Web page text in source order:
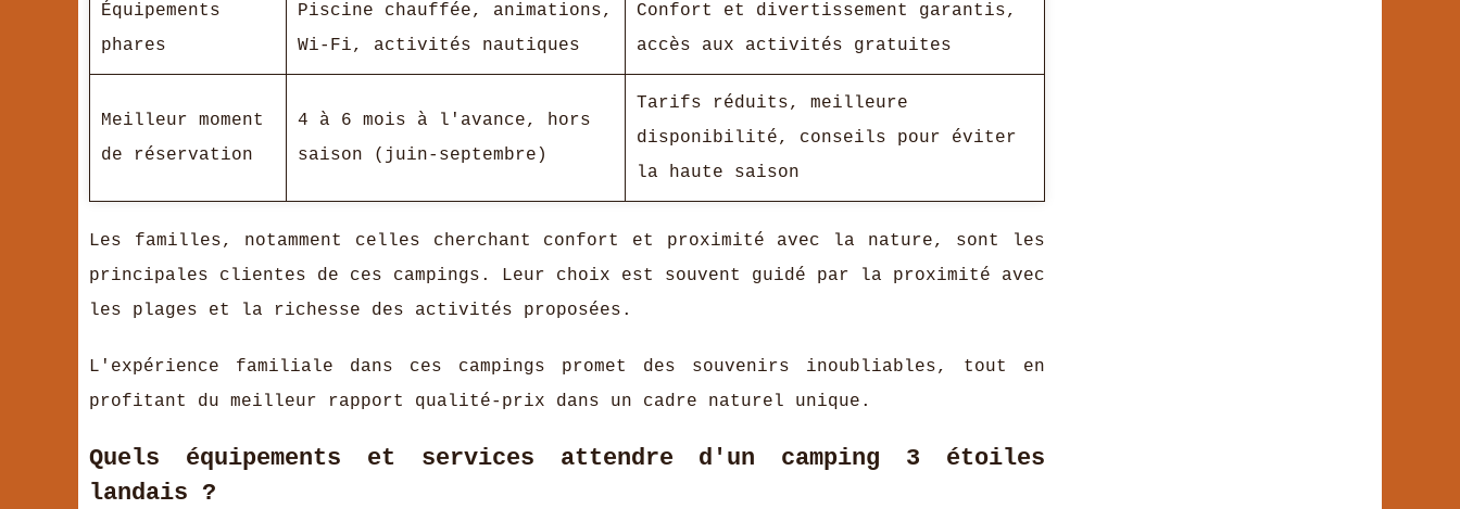
Équipements
phares
Piscine chauffée, animations,
Wi-Fi, activités nautiques
Confort et divertissement garantis,
accès aux activités gratuites
Meilleur moment
de réservation
4 à 6 mois à l'avance, hors
saison (juin-septembre)
Tarifs réduits, meilleure
disponibilité, conseils pour éviter
la haute saison
Les familles, notamment celles cherchant confort et proximité avec la nature, sont les
principales clientes de ces campings. Leur choix est souvent guidé par la proximité avec
les plages et la richesse des activités proposées.
L'expérience familiale dans ces campings promet des souvenirs inoubliables, tout en
profitant du meilleur rapport qualité-prix dans un cadre naturel unique.
Quels équipements et services attendre d'un camping 3 étoiles
landais ?